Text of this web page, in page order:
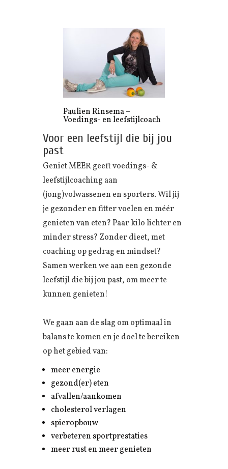
Paulien Rinsema –
Voedings- en leefstijlcoach
Voor een leefstijl die bij jou
past
Geniet MEER geeft voedings- &
leefstijlcoaching aan
(jong)volwassenen en sporters. Wil jij
je gezonder en fitter voelen en méér
genieten van eten? Paar kilo lichter en
minder stress? Zonder dieet, met
coaching op gedrag en mindset?
Samen werken we aan een gezonde
leefstijl die bij jou past, om meer te
kunnen genieten!
We gaan aan de slag om optimaal in
balans te komen en je doel te bereiken
op het gebied van:
meer energie
gezond(er) eten
afvallen/aankomen
cholesterol verlagen
spieropbouw
verbeteren sportprestaties
meer rust en meer genieten